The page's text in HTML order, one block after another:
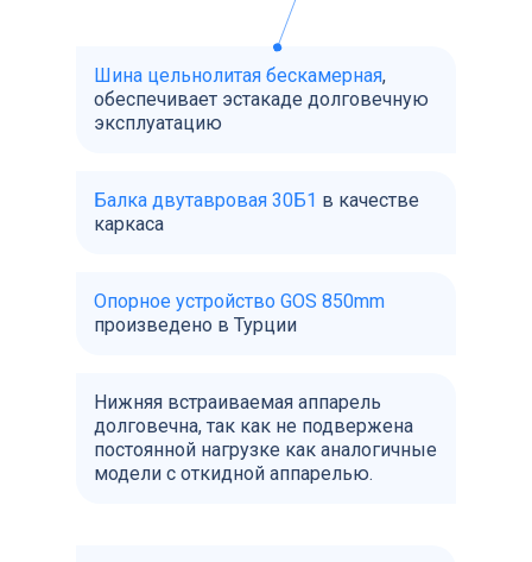
Нижняя встраиваемая аппарель
долговечна, так как не подвержена
постоянной нагрузке как аналогичные
модели с откидной аппарелью.
Опорное устройство GOS 850mm
произведено в Турции
Шина цельнолитая бескамерная,
обеспечивает эстакаде долговечную
эксплуатацию
Балка двутавровая 30Б1 в качестве
каркаса